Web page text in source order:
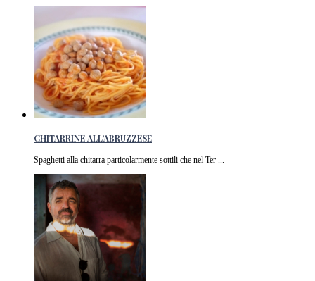
CHITARRINE ALL’ABRUZZESE
Spaghetti alla chitarra particolarmente sottili che nel Ter ...